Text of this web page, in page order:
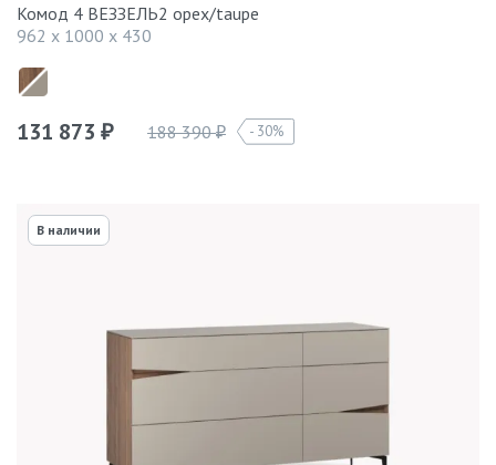
Комод 4 ВЕЗЗЕЛЬ2 орех/taupe
962 x 1000 x 430
131 873 ₽ 188 390₽ 30%
В наличии